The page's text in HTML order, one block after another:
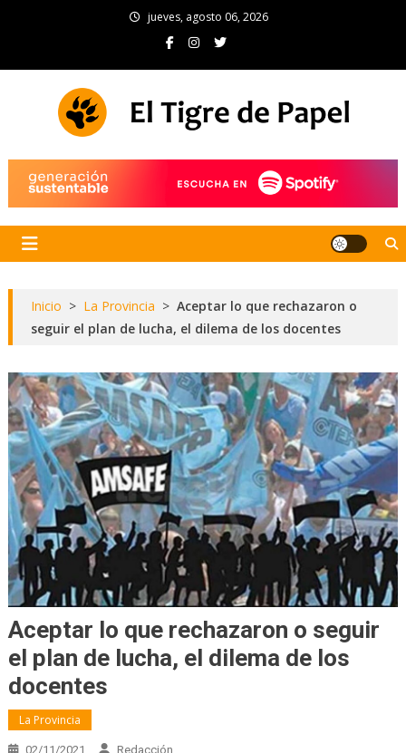
jueves, agosto 06, 2026
Inicio > La Provincia > Aceptar lo que rechazaron o
seguir el plan de lucha, el dilema de los docentes
Aceptar lo que rechazaron o seguir
el plan de lucha, el dilema de los
docentes
La Provincia
02/11/2021 Redacción